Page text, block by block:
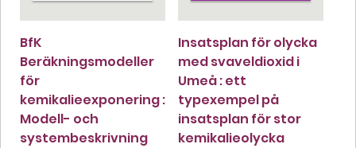
BfK
Beräkningsmodeller
för
kemikalieexponering :
Modell- och
systembeskrivning
Insatsplan för olycka
med svaveldioxid i
Umeå : ett
typexempel på
insatsplan för stor
kemikalieolycka